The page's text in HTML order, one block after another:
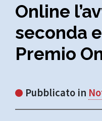
Online
seconda
Premio
Pubblicato in